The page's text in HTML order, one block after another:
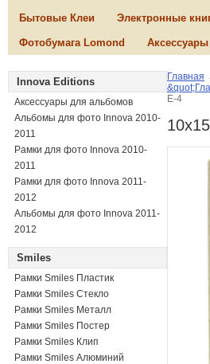
Бытовые Клеи Электронные
Фотобумага Lomond
Innova Editions
Аксессуары для альбомов
Альбомы для фото Innova 2010-
2011
Рамки для фото Innova 2010-
2011
Рамки для фото Innova 2011-
2012
Альбомы для фото Innova 2011-
2012
Smiles
Рамки Smiles Пластик
Рамки Smiles Стекло
Рамки Smiles Металл
Рамки Smiles Постер
Рамки Smiles Клип
Рамки Smiles Алюминий
Главная
E-4